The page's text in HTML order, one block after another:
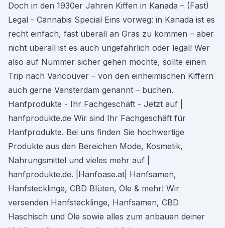
Doch in den 1930er Jahren Kiffen in Kanada – (Fast)
Legal - Cannabis Special Eins vorweg: in Kanada ist es
recht einfach, fast überall an Gras zu kommen – aber
nicht überall ist es auch ungefährlich oder legal! Wer
also auf Nummer sicher gehen möchte, sollte einen
Trip nach Vancouver – von den einheimischen Kiffern
auch gerne Vansterdam genannt – buchen.
Hanfprodukte - Ihr Fachgeschäft - Jetzt auf |
hanfprodukte.de Wir sind Ihr Fachgeschäft für
Hanfprodukte. Bei uns finden Sie hochwertige
Produkte aus den Bereichen Mode, Kosmetik,
Nahrungsmittel und vieles mehr auf |
hanfprodukte.de. |Hanfoase.at| Hanfsamen,
Hanfstecklinge, CBD Blüten, Öle & mehr! Wir
versenden Hanfstecklinge, Hanfsamen, CBD
Haschisch und Öle sowie alles zum anbauen deiner